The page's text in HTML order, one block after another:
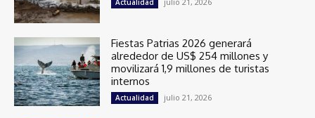
Actualidad
Fiestas Patrias 2026 generará
alrededor de US$ 254 millones y
movilizará 1,9 millones de turistas
internos
Actualidad julio 21, 2026